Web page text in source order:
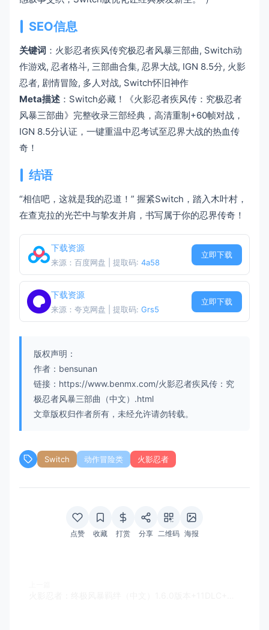
SEO信息
关键词 ：火影忍者疾风传究极忍者风暴三部曲, Switch动
作游戏, 忍者格斗, 三部曲合集, 忍界大战, IGN 8.5分, 火影
忍者, 剧情冒险, 多人对战, Switch怀旧神作
Meta描述 ：Switch必藏！《火影忍者疾风传：究极忍者
风暴三部曲》完整收录三部经典，高清重制+60帧对战，
IGN 8.5分认证，一键重温中忍考试至忍界大战的热血传
奇！
结语
“相信吧，这就是我的忍道！” 握紧Switch，踏入木叶村，
在查克拉的光芒中与挚友并肩，书写属于你的忍界传奇！
下载资源
来源：百度网盘 | 提取码: 4a58
立即下载
下载资源
来源：夸克网盘 | 提取码: Grs5
立即下载
版权声明：
作者：bensunan
链接：https://www.benmx.com/火影忍者疾风传：究
极忍者风暴三部曲（中文）.html
文章版权归作者所有，未经允许请勿转载。
Switch 动作冒险类 火影忍者
点赞 收藏 打赏 分享 二维码 海报